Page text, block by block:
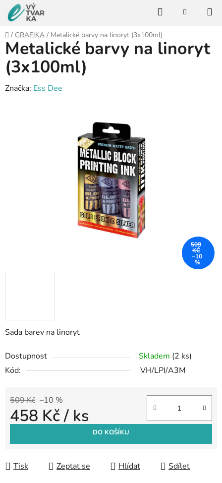
Přejít
na
obsah
HledatNÁKUPNÍ
Domů
/ GRAFIKA / Metalické barvy na linoryt (3x100ml)
Sada barev na linoryt
Dostupnost Skladem (2 ks)
Kód:
VH/LPI/A3M
509 Kč –10 %
458 Kč/ ks
DO KOŠÍKU
Tisk Zeptat se Hlídat Sdílet
Metalické barvy na linoryt
(3x100ml)
Značka: Ess Dee
509
KČ
–10
%